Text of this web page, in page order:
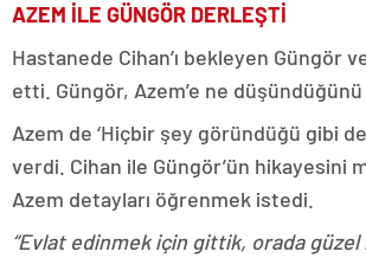
AZEM İLE GÜNGÖR DERLEŞTİ
Hastanede Cihan’ı bekleyen Güngör
etti. Güngör, Azem’e ne düşündüğünü
Azem de ‘Hiçbir şey göründüğü gibi
verdi. Cihan ile Güngör’ün hikayesini
Azem detayları öğrenmek istedi.
“Evlat edinmek için gittik, orada güzel